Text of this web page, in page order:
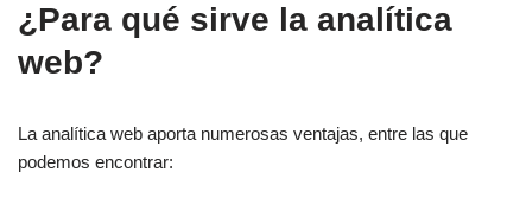
¿Para qué sirve la analítica
web?
La analítica web aporta numerosas ventajas, entre las que
podemos encontrar: